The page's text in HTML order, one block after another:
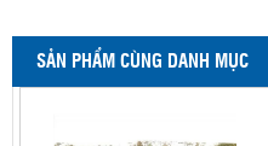
SẢN PHẨM CÙNG DANH MỤC